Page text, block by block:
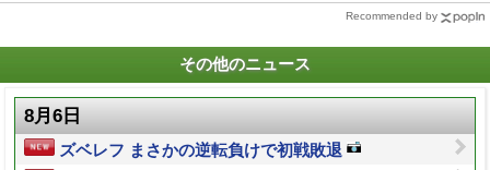
Recommended by
その他のニュース
8月6日
ズベレフ まさかの逆転負けで初戦敗退